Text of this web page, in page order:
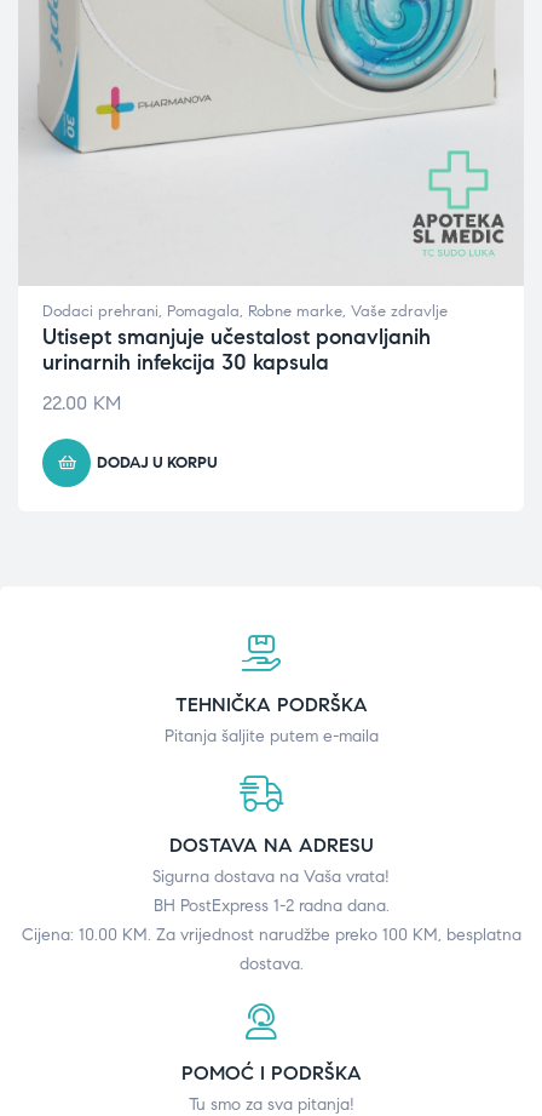
Dodaci prehrani, Pomagala, Robne marke, Vaše zdravlje
Utisept smanjuje učestalost ponavljanih
urinarnih infekcija 30 kapsula
22.00 KM
DODAJ U KORPU
TEHNIČKA PODRŠKA
Pitanja šaljite putem e-maila
DOSTAVA NA ADRESU
Sigurna dostava na Vaša vrata!
BH PostExpress 1-2 radna dana.
Cijena: 10.00 KM. Za vrijednost narudžbe preko 100 KM, besplatna
dostava.
POMOĆ I PODRŠKA
Tu smo za sva pitanja!